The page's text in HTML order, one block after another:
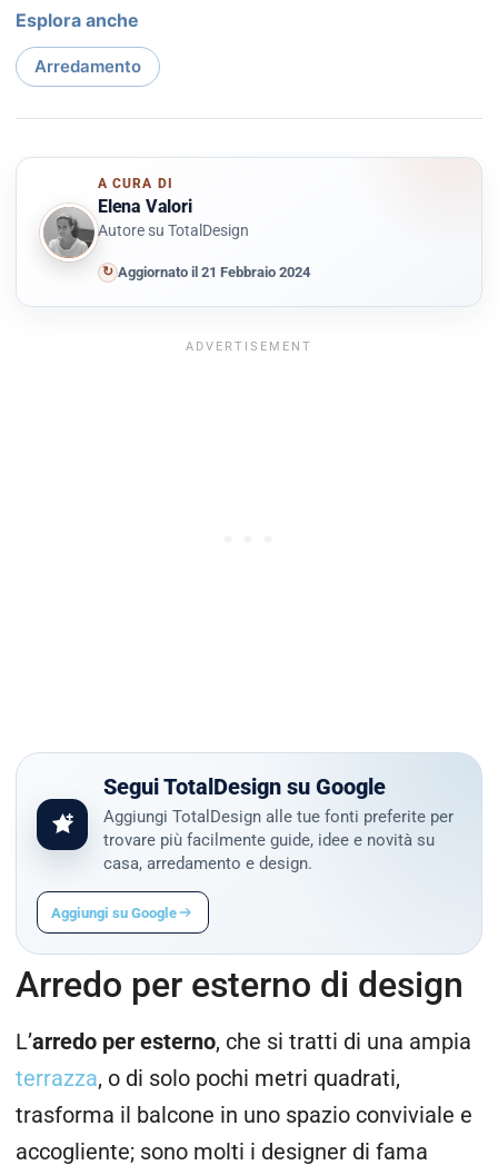
Esplora anche
Arredamento
A CURA DI
Elena Valori
Autore su TotalDesign
↻ Aggiornato il 21 Febbraio 2024
Segui TotalDesign su Google
Aggiungi TotalDesign alle tue fonti preferite per
trovare più facilmente guide, idee e novità su
casa, arredamento e design.
Aggiungi su Google
Arredo per esterno di design
L’arredo per esterno, che si tratti di una ampia
terrazza, o di solo pochi metri quadrati,
trasforma il balcone in uno spazio conviviale e
accogliente; sono molti i designer di fama